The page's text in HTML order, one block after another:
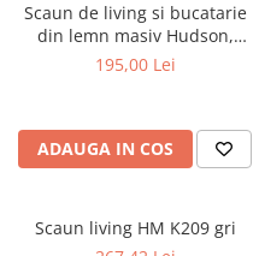
Saltele cu spuma
Saltele cu spuma poliuretanica
Saltele 140x200
Saltele 180x200
Comode living
Set mese plus scaune
Scaune ergonomice
Etajere Birou
Birouri
Scaune pentru birou
Scaune conferinta
Scaune terasa si outdoor
Scaun de living si bucatarie
din lemn masiv Hudson,
tapiterie stofa,100 kg,
195,00 Lei
ADAUGA IN COS
Scaun living HM K209 gri